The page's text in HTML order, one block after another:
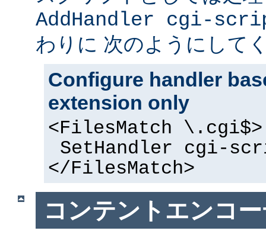
AddHandler cgi-
わりに 次のようにして
Configure handler
extension only
<FilesMatch \.cgi$>
SetHandler cgi-
</FilesMatch>
コンテントエンコ